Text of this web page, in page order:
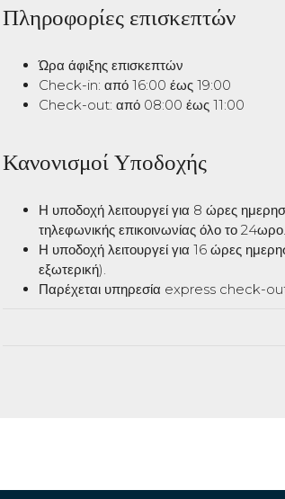
Πληροφορίες επισκεπτών
Ώρα άφιξης επισκεπτών
Check-in: από 16:00 έως 19:00
Check-out: από 08:00 έως 11:00
Κανονισμοί Υποδοχής
Η υποδοχή λειτουργεί για 8 ώρες
τηλεφωνικής επικοινωνίας όλο το 24ωρο.
Η υποδοχή λειτουργεί για 16 ώρες
εξωτερική).
Παρέχεται υπηρεσία express check-